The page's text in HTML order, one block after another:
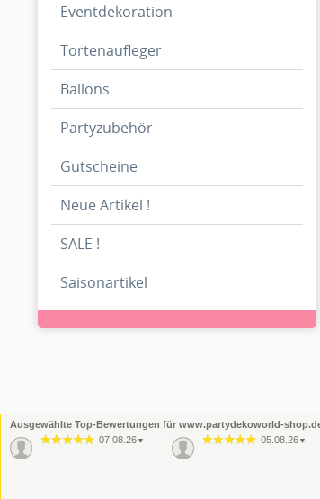
Eventdekoration
Tortenaufleger
Ballons
Partyzubehör
Gutscheine
Neue Artikel !
SALE !
Saisonartikel
Ausgewählte Top-Bewertungen für www.partydekoworld-
07.08.26 ▼ 05.08.26 ▼